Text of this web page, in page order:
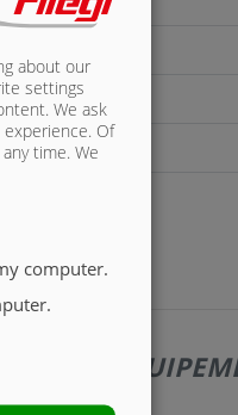
110 |
about our
settings
We ask
Of
time. We
computer.